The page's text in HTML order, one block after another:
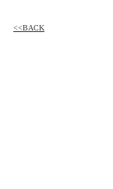
<<BACK